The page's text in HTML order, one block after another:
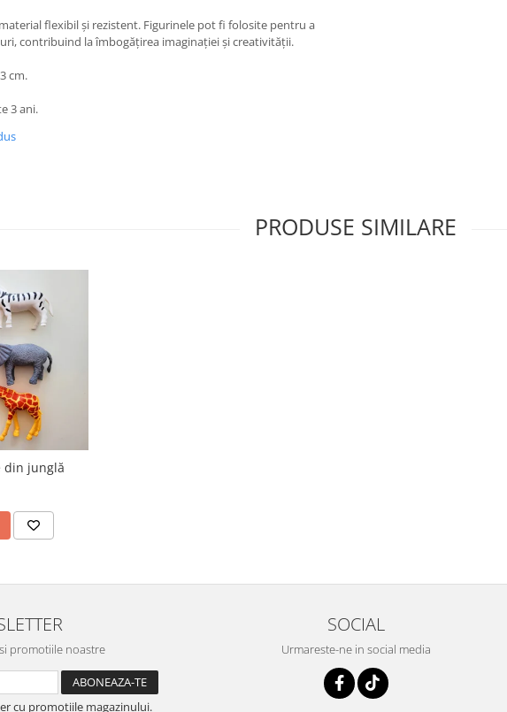
flexibil şi rezistent. Figurinele pot fi folosite pentru a
contribuind la îmbogăţirea imaginaţiei şi creativităţii.
cm.
3 ani.
PRODUSE SIMILARE
din junglă
promotiile noastre
cu promotiile magazinului.
SOCIAL
Urmareste-ne in social media